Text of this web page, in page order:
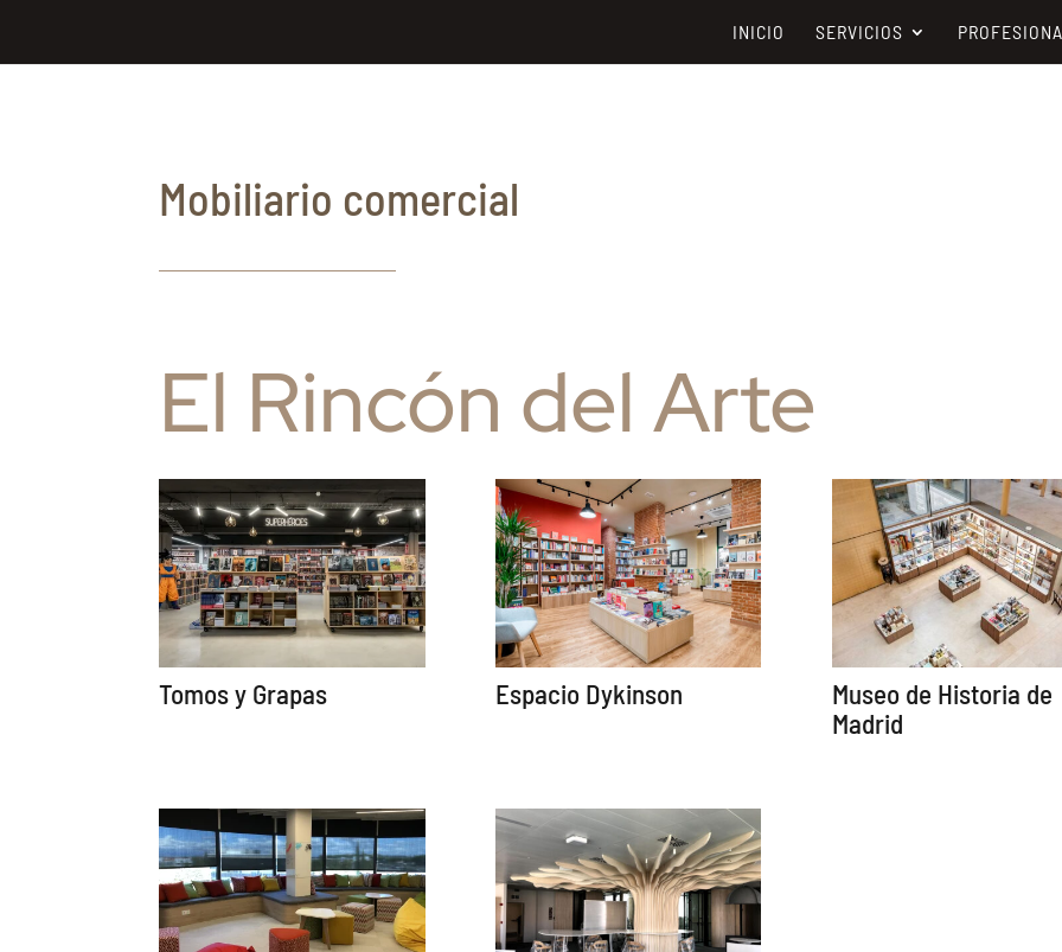
INICIO SERVICIOS
Mobiliario comercial
El Rincón del Arte
Tomos y Grapas Espacio Dykinson
Museo de Historia de
Madrid